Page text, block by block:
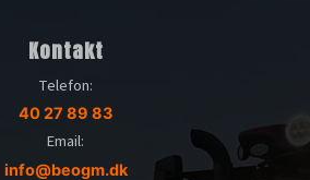
Kontakt
Telefon:
40 27 89 83
Email:
info@beogm.dk